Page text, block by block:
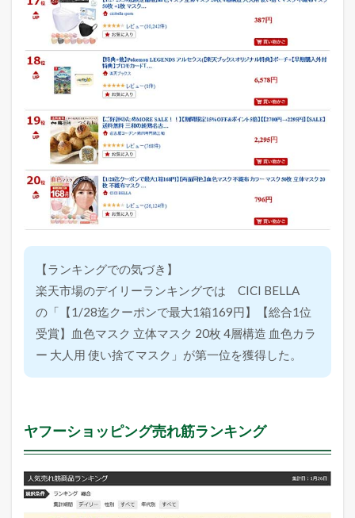
【ランキングでの気づき】
楽天市場のデイリーランキングでは CICI BELLA
の「【1/28迄クーポンで最大1箱169円】【総合1位
受賞】血色マスク 立体マスク 20枚 4層構造 血色カラ
ー 大人用 使い捨てマスク」が第一位を獲得した。
ヤフーショッピング売れ筋ランキング